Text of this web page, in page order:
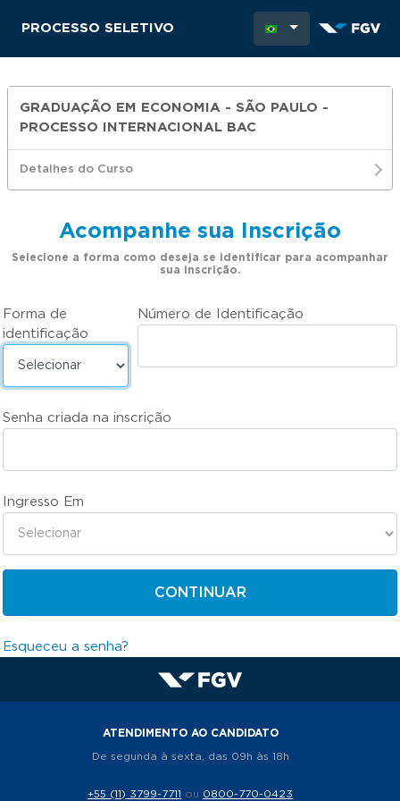
PROCESSO SELETIVO
GRADUAÇÃO EM ECONOMIA - SÃO PAULO -
PROCESSO INTERNACIONAL BAC
Detalhes do Curso
Acompanhe sua Inscrição
Selecione a forma como deseja se identificar para acompanhar
sua inscrição.
Forma de
identificação
Número de Identificação
Senha criada na inscrição
Ingresso Em
CONTINUAR
Esqueceu a senha?
ATENDIMENTO AO CANDIDATO
De segunda à sexta, das 09h às 18h
+55 (11) 3799-7711 ou 0800-770-0423